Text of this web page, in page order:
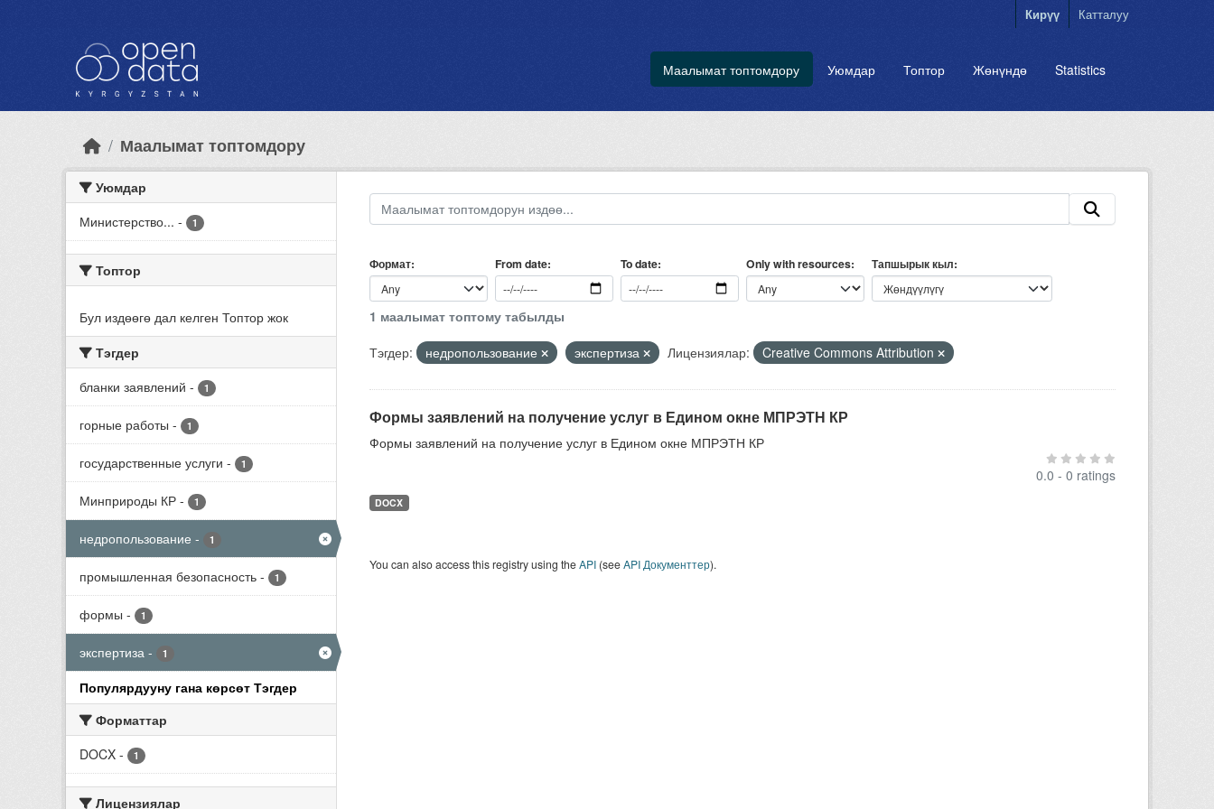
Кирүү Катталуу
Маалымат топтомдору Уюмдар Топтор Жөнүндө Statistics
Маалымат топтомдору
Уюмдар
Министерство... - 1
Топтор
Бул издөөгө дал келген Топтор жок
Тэгдер
бланки заявлений - 1
горные работы - 1
государственные услуги - 1
Минприроды КР - 1
недропользование - 1
промышленная безопасность - 1
формы - 1
экспертиза - 1
Популярдууну гана көрсөт Тэгдер
Форматтар
DOCX - 1
Лицензиялар
Формат From date To date Only with resources Тапшырык кыл
1 маалымат топтому табылды
Тэгдер:
недропользование экспертиза Лицензиялар: Creative Commons Attribution
Формы заявлений на получение услуг в Едином окне МПРЭТН КР
Формы заявлений на получение услуг в Едином окне МПРЭТН КР
0.0 - 0 ratings
DOCX
You can also access this registry using theAPI(seeAPI Документтер).